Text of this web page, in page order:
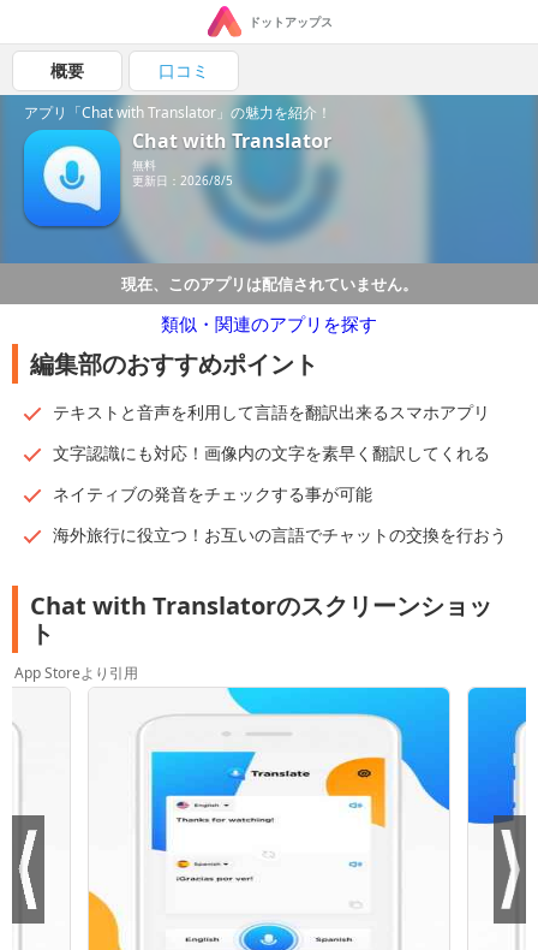
ドットアップス
概要 口コミ
アプリ「Chat with Translator」の魅力を紹介！
Chat with Translator
無料
更新日：2026/8/5
現在、このアプリは配信されていません。
類似・関連のアプリを探す
編集部のおすすめポイント
テキストと音声を利用して言語を翻訳出来るスマホアプリ
文字認識にも対応！画像内の文字を素早く翻訳してくれる
ネイティブの発音をチェックする事が可能
海外旅行に役立つ！お互いの言語でチャットの交換を行おう
Chat with Translatorのスクリーンショッ
ト
App Storeより引用